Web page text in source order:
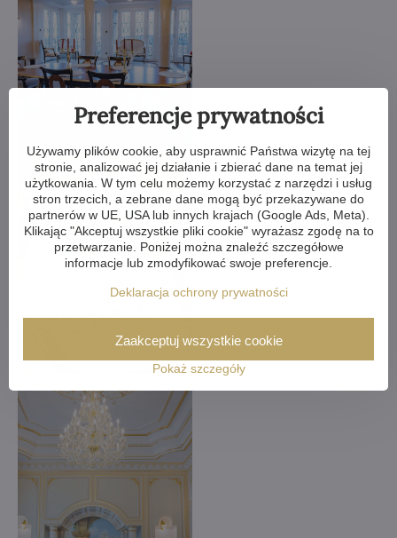
Preferencje prywatności
Używamy plików cookie, aby usprawnić Państwa wizytę na tej
stronie, analizować jej działanie i zbierać dane na temat jej
użytkowania. W tym celu możemy korzystać z narzędzi i usług
stron trzecich, a zebrane dane mogą być przekazywane do
partnerów w UE, USA lub innych krajach (Google Ads, Meta).
Klikając "Akceptuj wszystkie pliki cookie" wyrażasz zgodę na to
przetwarzanie. Poniżej można znaleźć szczegółowe
informacje lub zmodyfikować swoje preferencje.
Deklaracja ochrony prywatności
Pokaż szczegóły
Zaakceptuj wszystkie cookie